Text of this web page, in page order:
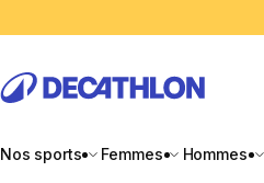
Nos sports Femmes Hommes